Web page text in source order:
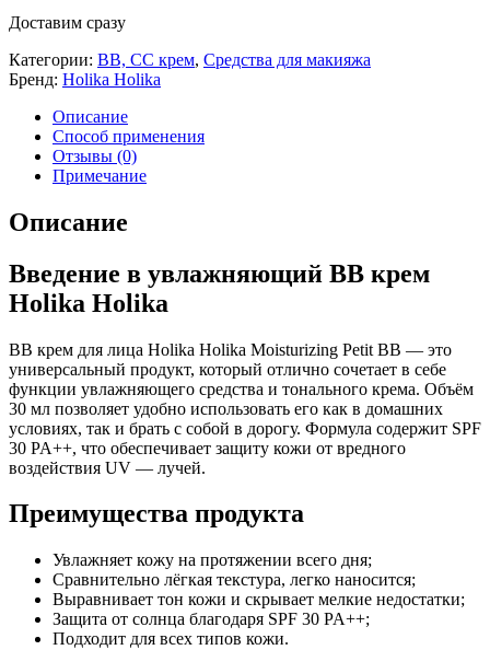
Доставим сразу
Категории: BB, CC крем, Средства для макияжа
Бренд: Holika Holika
Описание
Способ применения
Отзывы (0)
Примечание
Описание
Введение в увлажняющий ВВ крем
Holika Holika
ВВ крем для лица Holika Holika Moisturizing Petit BB — это
универсальный продукт, который отлично сочетает в себе
функции увлажняющего средства и тонального крема. Объём
30 мл позволяет удобно использовать его как в домашних
условиях, так и брать с собой в дорогу. Формула содержит SPF
30 PA++, что обеспечивает защиту кожи от вредного
воздействия UV — лучей.
Преимущества продукта
Увлажняет кожу на протяжении всего дня;
Сравнительно лёгкая текстура, легко наносится;
Выравнивает тон кожи и скрывает мелкие недостатки;
Защита от солнца благодаря SPF 30 PA++;
Подходит для всех типов кожи.